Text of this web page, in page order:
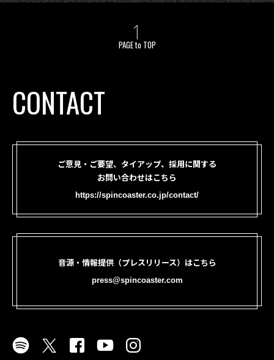
PAGE to TOP
CONTACT
ご意見・ご要望、タイアップ、採用に関する
お問い合わせはこちら
https://spincoaster.co.jp/contact/
音源・情報提供（プレスリリース）はこちら
press@spincoaster.com